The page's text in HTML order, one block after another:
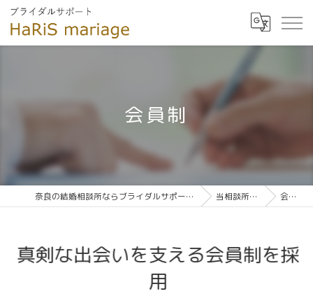
会員制
奈良の結婚相談所ならブライダルサポート HaRiS mariage 当相談所の特徴 会員制
真剣な出会いを支える会員制を採
用